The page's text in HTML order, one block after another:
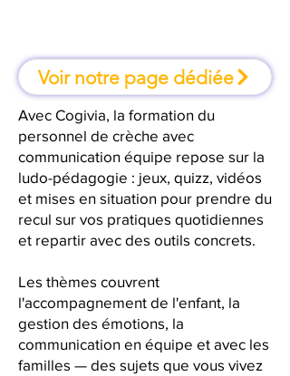
Voir notre page dédiée
Avec Cogivia, la formation du
personnel de crèche avec
communication équipe repose sur la
ludo-pédagogie : jeux, quizz, vidéos
et mises en situation pour prendre du
recul sur vos pratiques quotidiennes
et repartir avec des outils concrets.
Les thèmes couvrent
l'accompagnement de l'enfant, la
gestion des émotions, la
communication en équipe et avec les
familles — des sujets que vous vivez